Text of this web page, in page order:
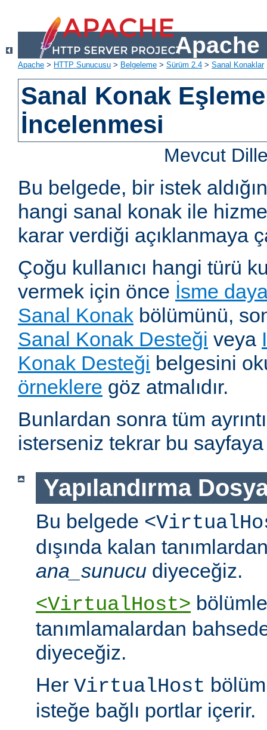
Apache
Apache > HTTP Sunucusu > Belgeleme > Sürüm 2.4 > Sanal Konaklar
Sanal Konak
İncelenmesi
Mevcut
Bu belgede, bir istek
hangi sanal konak ile
karar verdiği açıklanmaya
Çoğu kullanıcı hangi türü
vermek için önce İsme
Sanal Konak bölümünü,
Sanal Konak Desteği veya
Konak Desteği belgesini
örneklere göz atmalıdır.
Bunlardan sonra tüm
isterseniz tekrar bu
Yapılandırma
Bu belgede
dışında kalan
ana_sunucu diyeceğiz.
<VirtualHost>
tanımlamalardan
diyeceğiz.
Her VirtualHost
isteğe bağlı portlar içerir.